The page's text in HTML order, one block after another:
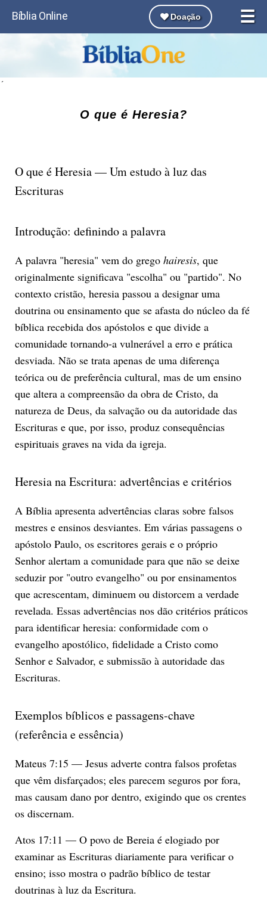
☰
Bíblia Online Doação
´
O que é Heresia?
O que é Heresia — Um estudo à luz das
Escrituras
Introdução: definindo a palavra
A palavra "heresia" vem do grego hairesis, que
originalmente significava "escolha" ou "partido". No
contexto cristão, heresia passou a designar uma
doutrina ou ensinamento que se afasta do núcleo da fé
bíblica recebida dos apóstolos e que divide a
comunidade tornando-a vulnerável a erro e prática
desviada. Não se trata apenas de uma diferença
teórica ou de preferência cultural, mas de um ensino
que altera a compreensão da obra de Cristo, da
natureza de Deus, da salvação ou da autoridade das
Escrituras e que, por isso, produz consequências
espirituais graves na vida da igreja.
Heresia na Escritura: advertências e critérios
A Bíblia apresenta advertências claras sobre falsos
mestres e ensinos desviantes. Em várias passagens o
apóstolo Paulo, os escritores gerais e o próprio
Senhor alertam a comunidade para que não se deixe
seduzir por "outro evangelho" ou por ensinamentos
que acrescentam, diminuem ou distorcem a verdade
revelada. Essas advertências nos dão critérios práticos
para identificar heresia: conformidade com o
evangelho apostólico, fidelidade a Cristo como
Senhor e Salvador, e submissão à autoridade das
Escrituras.
Exemplos bíblicos e passagens-chave
(referência e essência)
Mateus 7:15 — Jesus adverte contra falsos profetas
que vêm disfarçados; eles parecem seguros por fora,
mas causam dano por dentro, exigindo que os crentes
os discernam.
Atos 17:11 — O povo de Bereia é elogiado por
examinar as Escrituras diariamente para verificar o
ensino; isso mostra o padrão bíblico de testar
doutrinas à luz da Escritura.